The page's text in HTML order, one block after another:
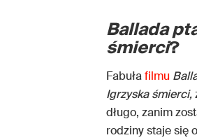
Ballada
śmierci?
Fabułafilmu
Igrzyska śmierci,
długo, zanim
rodziny staje się